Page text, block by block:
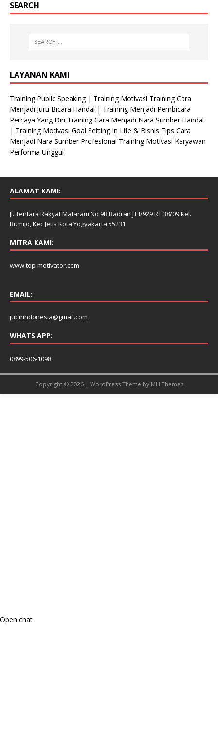
SEARCH
LAYANAN KAMI
Training Public Speaking | Training Motivasi Training Cara
Menjadi Juru Bicara Handal | Training Menjadi Pembicara
Percaya Yang Diri Training Cara Menjadi Nara Sumber Handal
| Training Motivasi Goal Setting In Life & Bisnis Tips Cara
Menjadi Nara Sumber Profesional Training Motivasi Karyawan
Performa Unggul
ALAMAT KAMI:
Jl. Tentara Rakyat Mataram No 9B Badran JT I/929 RT 38/09 Kel.
Bumijo, Kec Jetis Kota Yogyakarta 55231
MITRA KAMI:
www.top-motivator.com
EMAIL:
jubirindonesia@gmail.com
WHATS APP:
0899-506-1098
Copyright © 2026 | WordPress Theme by MH Themes
Open chat